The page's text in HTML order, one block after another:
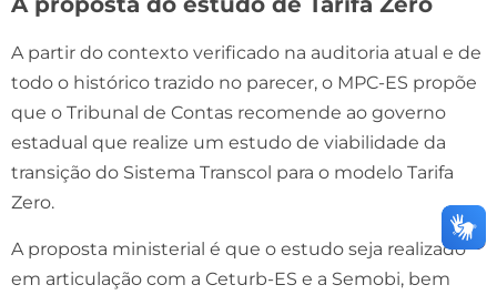
A partir do contexto verificado na auditoria atual e de
todo o histórico trazido no parecer, o MPC-ES propõe
que o Tribunal de Contas recomende ao governo
estadual que realize um estudo de viabilidade da
transição do Sistema Transcol para o modelo Tarifa
Zero.
A proposta ministerial é que o estudo seja realizado
em articulação com a Ceturb-ES e a Semobi, bem